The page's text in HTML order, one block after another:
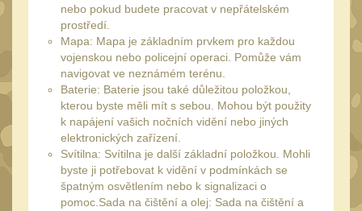
11
.44 .4512
.357 .38 (9mm) 12
19119
Náradie a nástroje
AR1519
AK479
nebo pokud budete pracovat v nepřátelském
prostředí.
Mapa: Mapa je základním prvkem pro každou
vojenskou nebo policejní operaci. Pomůže vám
navigovat ve neznámém terénu.
Baterie: Baterie jsou také důležitou položkou,
kterou byste měli mít s sebou. Mohou být použity
k napájení vašich nočních vidění nebo jiných
elektronických zařízení.
Svítilna: Svítilna je další základní položkou. Mohli
byste ji potřebovat k vidění v podmínkách se
špatným osvětlením nebo k signalizaci o
pomoc.Sada na čištění a olej: Sada na čištění a